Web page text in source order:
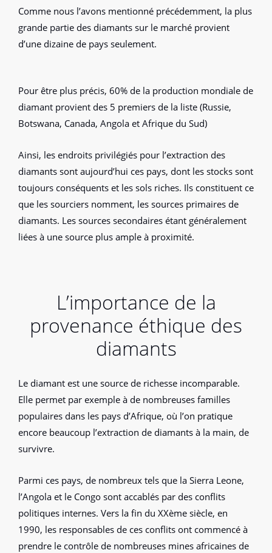
Comme nous l’avons mentionné précédemment, la plus
grande partie des diamants sur le marché provient
d’une dizaine de pays seulement.
Pour être plus précis, 60% de la production mondiale de
diamant provient des 5 premiers de la liste (Russie,
Botswana, Canada, Angola et Afrique du Sud)
Ainsi, les endroits privilégiés pour l’extraction des
diamants sont aujourd’hui ces pays, dont les stocks sont
toujours conséquents et les sols riches. Ils constituent ce
que les sourciers nomment, les sources primaires de
diamants. Les sources secondaires étant généralement
liées à une source plus ample à proximité.
L’importance de la
provenance éthique des
diamants
Le diamant est une source de richesse incomparable.
Elle permet par exemple à de nombreuses familles
populaires dans les pays d’Afrique, où l’on pratique
encore beaucoup l’extraction de diamants à la main, de
survivre.
Parmi ces pays, de nombreux tels que la Sierra Leone,
l’Angola et le Congo sont accablés par des conflits
politiques internes. Vers la fin du XXème siècle, en
1990, les responsables de ces conflits ont commencé à
prendre le contrôle de nombreuses mines africaines de